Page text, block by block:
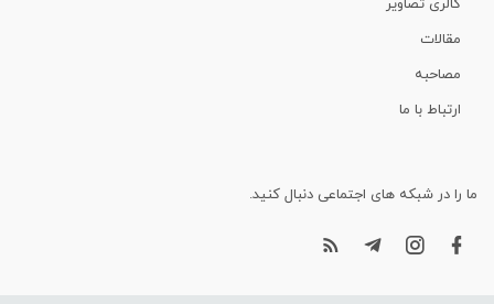
گالری تصاویر
مقالات
مصاحبه
ارتباط با ما
ما را در شبکه های اجتماعی دنبال کنید.